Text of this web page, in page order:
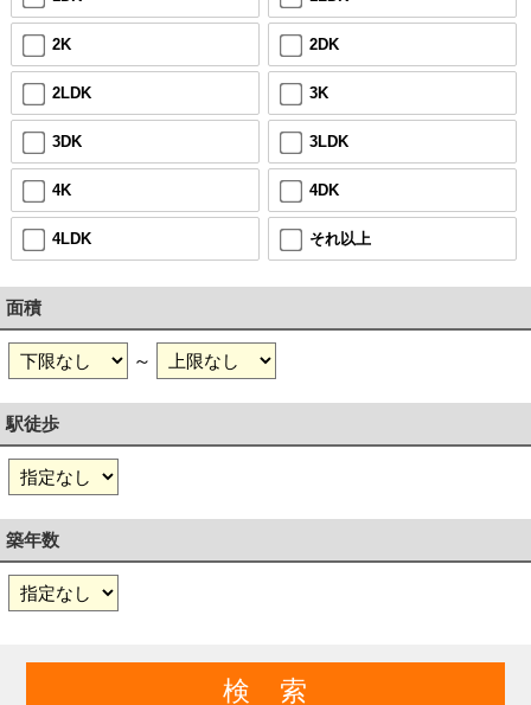
2K 2DK
2LDK 3K
3DK 3LDK
4K 4DK
4LDK それ以上
面積
～
駅徒歩
築年数